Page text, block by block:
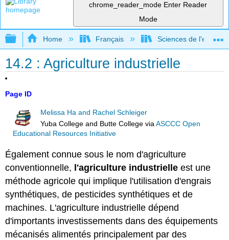
chrome_reader_mode Enter Reader
Mode
Expand/collapse global hierarchy
Home Français Sciences de
14.2 : Agriculture industrielle
Page ID
Melissa Ha and Rachel Schleiger
Yuba College and Butte College viaASCCC Open
Educational Resources Initiative
Également connue sous le nom d'agriculture
conventionnelle, l'agriculture industrielle est une
méthode agricole qui implique l'utilisation d'engrais
synthétiques, de pesticides synthétiques et de
machines. L'agriculture industrielle dépend
d'importants investissements dans des équipements
mécanisés alimentés principalement par des